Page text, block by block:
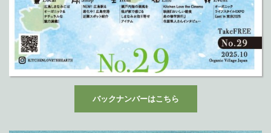
バックナンバーはこちら